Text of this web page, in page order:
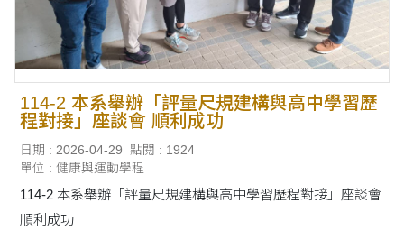
114-2 本系舉辦「評量尺規建構與高中學習歷
程對接」座談會 順利成功
日期 : 2026-04-29
點閱 : 1924
單位 : 健康與運動學程
114-2 本系舉辦「評量尺規建構與高中學習歷程對接」座談會
順利成功